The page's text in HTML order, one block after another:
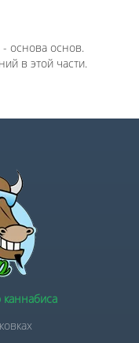
основа основ.
в этой части.
каннабиса